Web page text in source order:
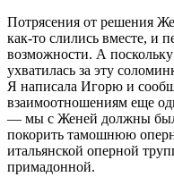
Потрясения от решения
как-то слились вместе, и
возможности. А
ухватилась за эту
Я написала Игорю и
взаимоотношениям еще
— мы с Женей должны
покорить тамошнюю
итальянской оперной
примадонной.